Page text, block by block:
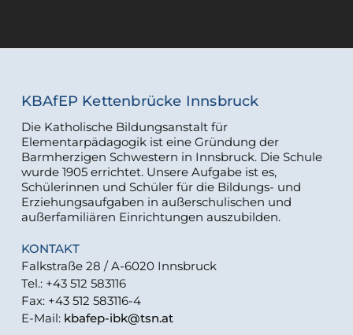
KBAfEP Kettenbrücke Innsbruck
Die Katholische Bildungsanstalt für
Elementarpädagogik ist eine Gründung der
Barmherzigen Schwestern in Innsbruck. Die Schule
wurde 1905 errichtet. Unsere Aufgabe ist es,
Schülerinnen und Schüler für die Bildungs- und
Erziehungsaufgaben in außerschulischen und
außerfamiliären Einrichtungen auszubilden.
KONTAKT
Falkstraße 28 / A-6020 Innsbruck
Tel.: +43 512 583116
Fax: +43 512 583116-4
E-Mail: kbafep-ibk@tsn.at